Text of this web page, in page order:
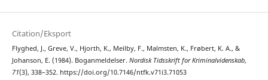
Citation/Eksport
Flyghed, J., Greve, V., Hjorth, K., Meilby, F., Malmsten, K., Frøbert, K. A., &
Johanson, E. (1984). Boganmeldelser. Nordisk Tidsskrift for Kriminalvidenskab,
71(3), 338–352. https://doi.org/10.7146/ntfk.v71i3.71053